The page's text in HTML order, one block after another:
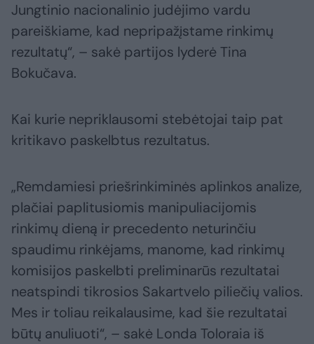
Jungtinio nacionalinio judėjimo vardu
pareiškiame, kad nepripažįstame rinkimų
rezultatų“, – sakė partijos lyderė Tina
Bokučava.
Kai kurie nepriklausomi stebėtojai taip pat
kritikavo paskelbtus rezultatus.
„Remdamiesi priešrinkiminės aplinkos analize,
plačiai paplitusiomis manipuliacijomis
rinkimų dieną ir precedento neturinčiu
spaudimu rinkėjams, manome, kad rinkimų
komisijos paskelbti preliminarūs rezultatai
neatspindi tikrosios Sakartvelo piliečių valios.
Mes ir toliau reikalausime, kad šie rezultatai
būtų anuliuoti“, – sakė Londa Toloraia iš